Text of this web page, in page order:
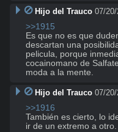
Hijo del Trauco 07/
>>1915
Es que no es que
descartan una
pelicula, porque
cocainomano de
moda a la mente.
Hijo del Trauco 07/
>>1916
También es cierto, lo
ir de un extremo a otro.